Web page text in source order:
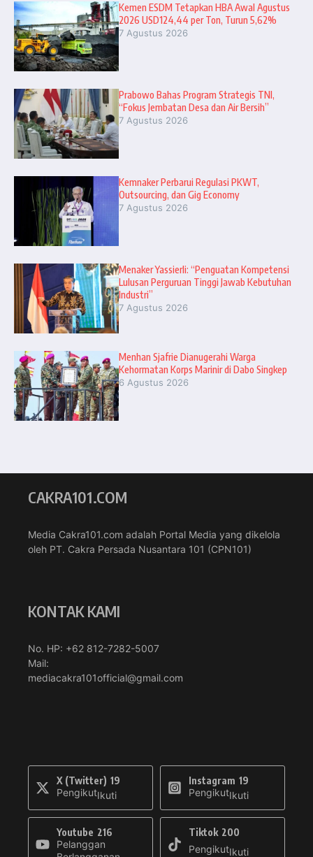
Kemen ESDM Tetapkan HBA Awal Agustus
2026 USD124,44 per Ton, Turun 5,62%
7 Agustus 2026
Prabowo Bahas Program Strategis TNI,
“Fokus Jembatan Desa dan Air Bersih”
7 Agustus 2026
Kemnaker Perbarui Regulasi PKWT,
Outsourcing, dan Gig Economy
7 Agustus 2026
Menaker Yassierli: “Penguatan Kompetensi
Lulusan Perguruan Tinggi Jawab Kebutuhan
Industri”
7 Agustus 2026
Menhan Sjafrie Dianugerahi Warga
Kehormatan Korps Marinir di Dabo Singkep
6 Agustus 2026
CAKRA101.COM
Media Cakra101.com adalah Portal Media yang dikelola
oleh PT. Cakra Persada Nusantara 101 (CPN101)
KONTAK KAMI
No. HP: +62 812-7282-5007
Mail:
mediacakra101official@gmail.com
X (Twitter) 19
PengikutIkuti
Instagram 19
PengikutIkuti
Youtube 216
Pelanggan
Tiktok 200
PengikutIkuti